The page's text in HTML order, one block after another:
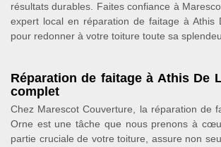
résultats durables. Faites confiance à
expert local en réparation de faitage à Athis
pour redonner à votre toiture toute sa
Réparation de faitage à Athis De
complet
Chez Marescot Couverture, la réparation de
Orne est une tâche que nous prenons à
partie cruciale de votre toiture, assure non